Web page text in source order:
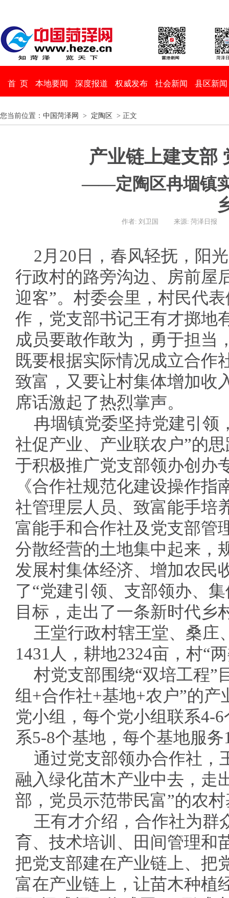
首 页 本地要闻 深度报道 权威发布 社会新闻 县区新闻
您当前位置： 中国菏泽网 > 定陶区 > 正文
产业链上建支部
——定陶区冉堌镇
作者: 刘卫国 来源: 菏泽日报
2月20日，春风轻抚，阳
行政村的路旁沟边、房前屋
迎客”。村委会里，村民代
作，党支部书记王有才掷地
成员要敢作敢为，勇于担当
既要根据实际情况成立合作
致富，又要让村集体增加收
席话激起了热烈掌声。
冉堌镇党委坚持党建引领
社促产业、产业联农户”的
于积极推广党支部领办创办
《合作社规范化建设操作
社管理层人员、致富能手培
富能手和合作社及党支部管
分散经营的土地集中起来，
发展村集体经济、增加农民
了“党建引领、支部领办、
目标，走出了一条新时代乡
王堂行政村辖王堂、桑庄
1431人，耕地2324亩，村“
村党支部围绕“双培工程”
组+合作社+基地+农户”的
党小组，每个党小组联系4-
系5-8个基地，每个基地服
通过党支部领办合作社，
融入绿化苗木产业中去，走
部，党员示范带民富”的农
王有才介绍，合作社为群
育、技术培训、田间管理和
把党支部建在产业链上、把
富在产业链上，让苗木种植